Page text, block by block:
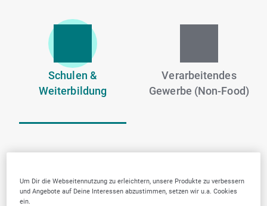
Schulen &
Weiterbildung
Verarbeitendes
Gewerbe (Non-Food)
Um Dir die Webseitennutzung zu erleichtern, unsere Produkte zu verbessern
und Angebote auf Deine Interessen abzustimmen, setzen wir u.a. Cookies
ein.